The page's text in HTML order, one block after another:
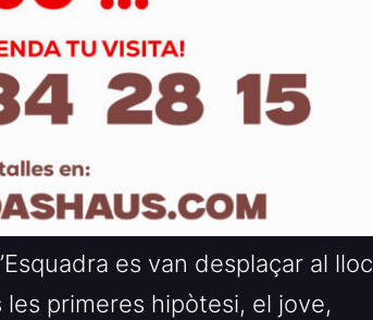
es van desplaçar al lloc
primeres hipòtesi, el jove,